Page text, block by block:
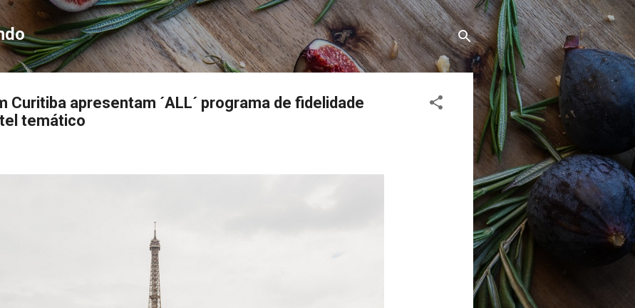
Pular para o conteúdo principal
Curitiba apresentam ´ALL´ programa de fidelidade
temático